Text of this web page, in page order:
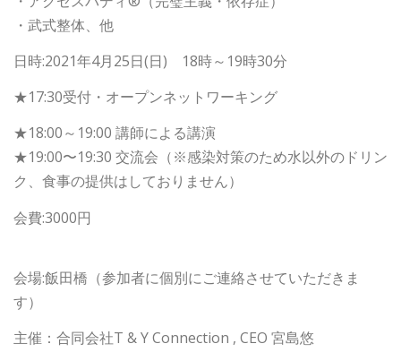
・武式整体、他
日時:2021年4月25日(日) 18時～19時30分
★17:30受付・オープンネットワーキング
★18:00～19:00 講師による講演
★19:00〜19:30 交流会（※感染対策のため水以外のドリン
ク、食事の提供はしておりません）
会費:3000円
会場:飯田橋（参加者に個別にご連絡させていただきま
す）
主催：合同会社T & Y Connection , CEO 宮島悠